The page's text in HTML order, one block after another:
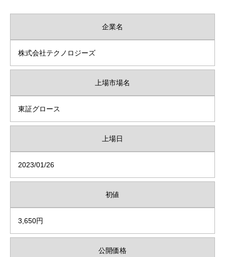
企業名
株式会社テクノロジーズ
上場市場名
東証グロース
上場日
2023/01/26
初値
3,650円
公開価格